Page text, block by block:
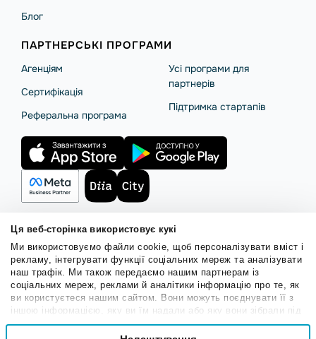
Ця веб-сторінка використовує кукі
Ми використовуємо файли cookie, щоб персоналізувати вміст і
рекламу, інтегрувати функції соціальних мереж та аналізувати
наш трафік. Ми також передаємо нашим партнерам із
соціальних мереж, реклами й аналітики інформацію про те, як
ви користуєтеся нашим сайтом. Вони можуть поєднувати її з
іншою інформацією, яку ви їм надали або яку вони зібрали під
час вашого користування їхніми службами.
Вибір
Блог
ПАРТНЕРСЬКІ ПРОГРАМИ
Агенціям
Сертифікація
Реферальна програма
Усі програми для
партнерів
Підтримка стартапів
Правила користуванняПолітика CookiesБезпека SendPulse
Політика конфіденційності
© 2015 - 2026. ТОВ «СендПульс». Всі права захищені.